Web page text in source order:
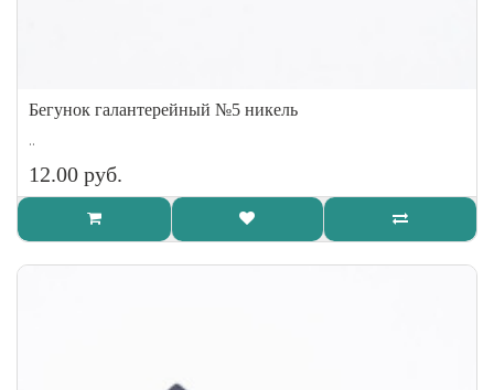
Бегунок галантерейный №5 никель
..
12.00 руб.